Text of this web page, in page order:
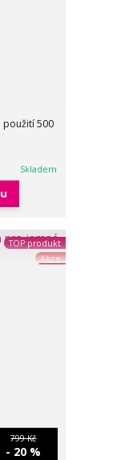
použití 500
Skladem
TOP produkt
Akce
799 Kč
- 20 %